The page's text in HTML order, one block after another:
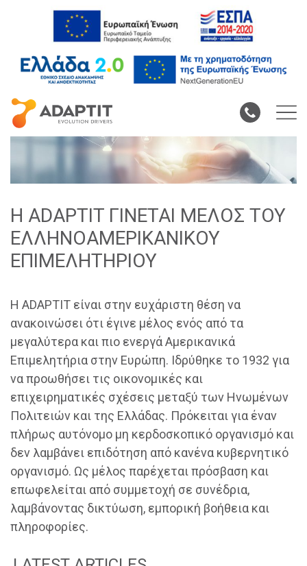
Η ADAPTIT ΓΙΝΕΤΑΙ ΜΕΛΟΣ ΤΟΥ
ΕΛΛΗΝΟΑΜΕΡΙΚΑΝΙΚΟΥ
ΕΠΙΜΕΛΗΤΗΡΙΟΥ
Η ADAPTIT είναι στην ευχάριστη θέση να
ανακοινώσει ότι έγινε μέλος ενός από τα
μεγαλύτερα και πιο ενεργά Αμερικανικά
Επιμελητήρια στην Ευρώπη. Ιδρύθηκε το 1932 για
να προωθήσει τις οικονομικές και
επιχειρηματικές σχέσεις μεταξύ των Ηνωμένων
Πολιτειών και της Ελλάδας. Πρόκειται για έναν
πλήρως αυτόνομο μη κερδοσκοπικό οργανισμό και
δεν λαμβάνει επιδότηση από κανένα κυβερνητικό
οργανισμό. Ως μέλος παρέχεται πρόσβαση και
επωφελείται από συμμετοχή σε συνέδρια,
λαμβάνοντας δικτύωση, εμπορική βοήθεια και
πληροφορίες.